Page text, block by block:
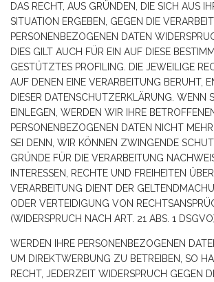
DAS RECHT, AUS GRÜNDEN, DIE SICH AUS
SITUATION ERGEBEN, GEGEN DIE
PERSONENBEZOGENEN DATEN
DIES GILT AUCH FÜR EIN AUF DIESE
GESTÜTZTES PROFILING. DIE JEWEILIGE
AUF DENEN EINE VERARBEITUNG BERUHT,
DIESER DATENSCHUTZERKLÄRUNG. WENN
EINLEGEN, WERDEN WIR IHRE
PERSONENBEZOGENEN DATEN NICHT
SEI DENN, WIR KÖNNEN ZWINGENDE
GRÜNDE FÜR DIE VERARBEITUNG
INTERESSEN, RECHTE UND FREIHEITEN
VERARBEITUNG DIENT DER
ODER VERTEIDIGUNG VON
(WIDERSPRUCH NACH ART. 21 ABS. 1
WERDEN IHRE PERSONENBEZOGENEN
UM DIREKTWERBUNG ZU BETREIBEN, SO
RECHT, JEDERZEIT WIDERSPRUCH GEGEN